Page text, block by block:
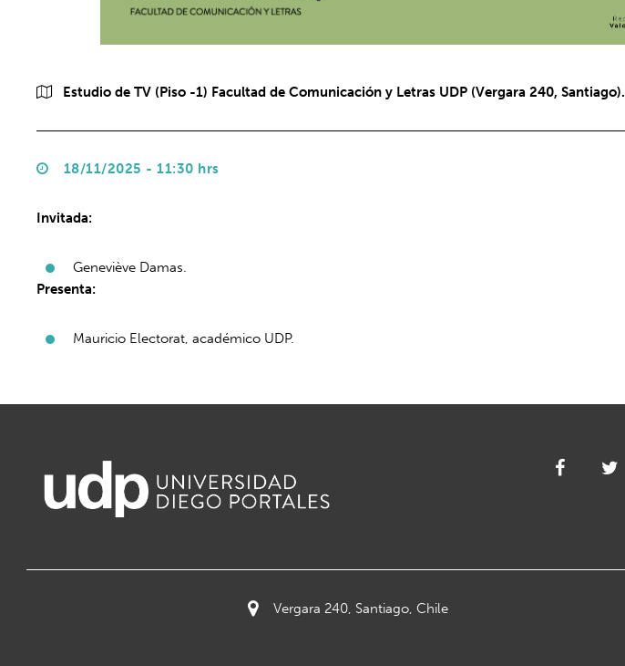
Estudio de TV (Piso -1) Facultad de Comunicación y Letras UDP (Vergara 240, Santiago).
18/11/2025 - 11:30 hrs
Invitada:
Geneviève Damas.
Presenta:
Mauricio Electorat, académico UDP.
Vergara 240, Santiago, Chile